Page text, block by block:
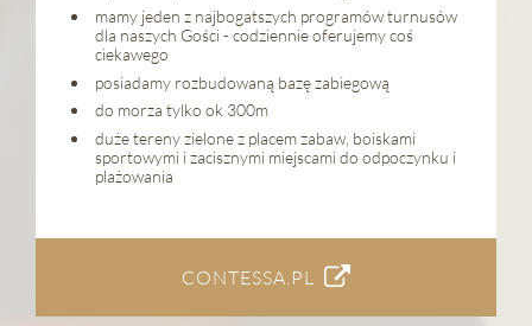
mamy jeden z najbogatszych programów turnusów
dla naszych Gości - codziennie oferujemy coś
ciekawego
posiadamy rozbudowaną bazę zabiegową
do morza tylko ok 300m
duże tereny zielone z placem zabaw, boiskami
sportowymi i zacisznymi miejscami do odpoczynku i
plażowania
CONTESSA.PL